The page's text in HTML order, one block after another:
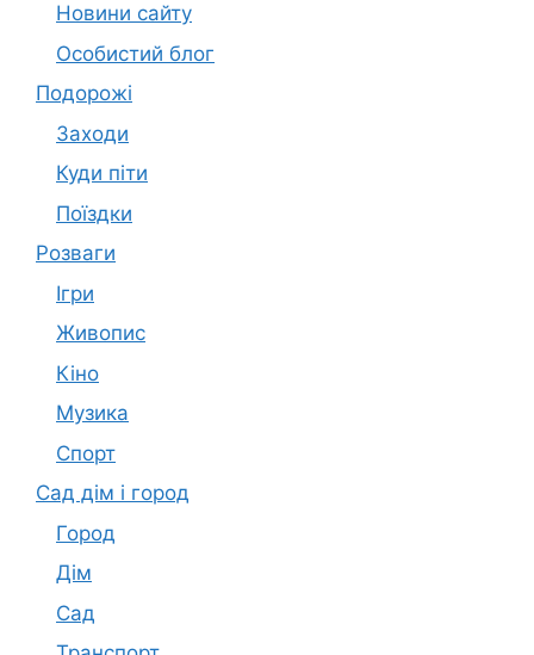
Новини сайту
Особистий блог
Подорожі
Заходи
Куди піти
Поїздки
Розваги
Ігри
Живопис
Кіно
Музика
Спорт
Сад дім і город
Город
Дім
Сад